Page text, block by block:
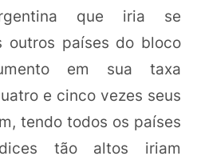
que iria se
outros países do bloco
em sua taxa
e cinco vezes seus
tendo todos os países
tão altos iriam